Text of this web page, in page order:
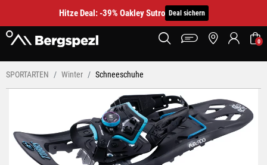
Hitze Deal: -39% Oakley Sutro Deal sichern
0
SPORTARTEN Winter Schneeschuhe